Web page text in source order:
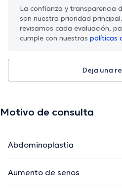
La confianza y transparencia
son nuestra prioridad
revisamos cada evaluación,
cumple con nuestras políticas
Deja una
Motivo de consulta
Abdominoplastia
Aumento de senos